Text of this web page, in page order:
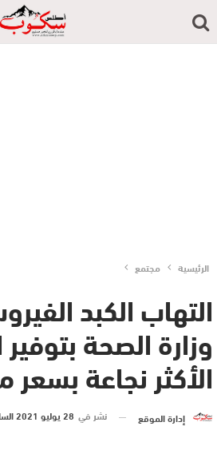
الرئيسية مجتمع
التهاب الكبد
وزارة الصحة بتوفير
الأكثر نجاعة
إدارة الموقع نشر في 28 يوليو 2021 الساعة 11 و 19 دقيقة